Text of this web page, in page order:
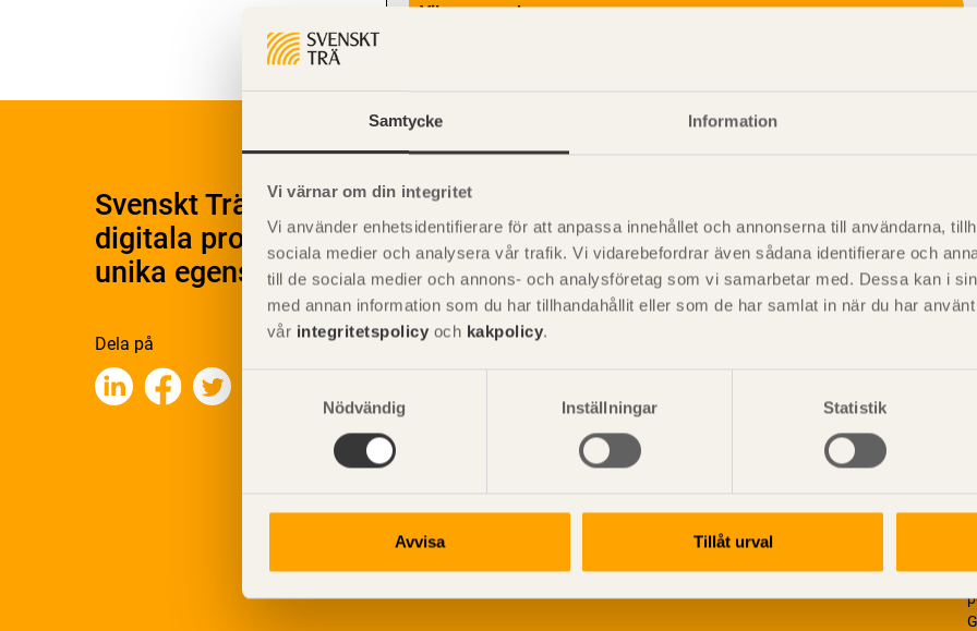
Samtycke Information
Vi värnar om din integritet
Vi använder enhetsidentifierare för att anpassa innehållet och annonserna till användarna,
sociala medier och analysera vår trafik. Vi vidarebefordrar även sådana identifierare och
till de sociala medier och annons- och analysföretag som vi samarbetar med. Dessa kan i
med annan information som du har tillhandahållit eller som de har samlat in när du har
vår integritetspolicy och kakpolicy.
Nödvändig
Inställningar Statistik
Avvisa Tillåt urval
Vilma egenskaper +
Svenskt Träs Produktkatalog är svensk sågverksnärings
digitala produktkatalog för att beskriva träprodukter och deras
unika egenskaper.
Dela på